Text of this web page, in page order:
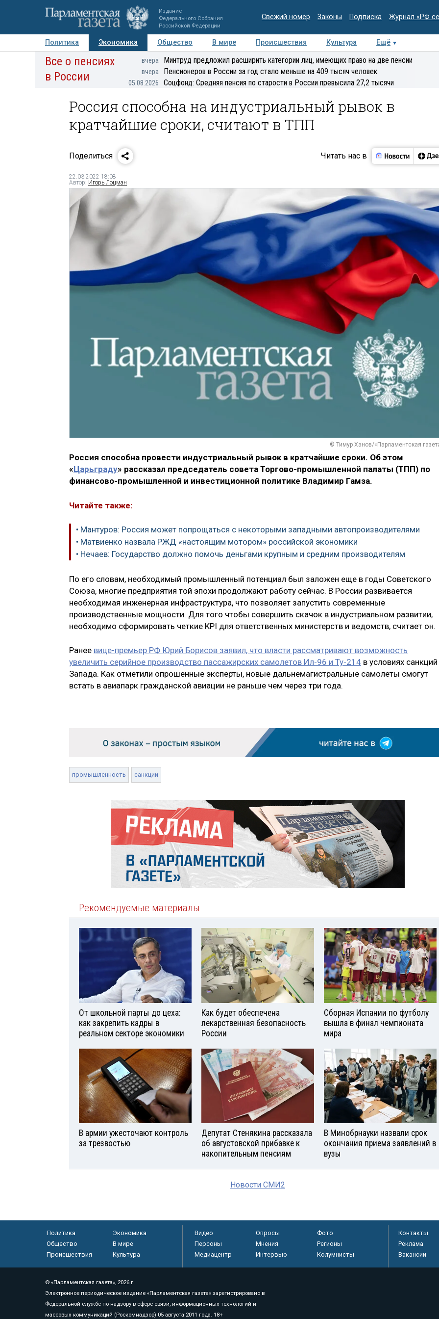
Издание
Федерального Собрания
Российской Федерации
Свежий номер Законы Подписка Журнал «РФ
Политика Экономика Общество В мире Происшествия Культура
Ещё
Авторы Персоны Мнения Регионы Медиацентр Интервью Колумнисты
Все о пенсиях
в России
вчера Минтруд предложил расширить категории лиц, имеющих право на две пенсии
вчера Пенсионеров в России за год стало меньше на 409 тысяч человек
05.08.2026 Соцфонд: Средняя пенсия по старости в России превысила 27,2 тысячи
Россия способна на индустриальный рывок в
кратчайшие сроки, считают в ТПП
Поделиться Читать нас в
22.03.2022 18:08
Автор: Игорь Лоцман
© Тимур Ханов/«Парламентская
Россия способна провести индустриальный рывок в кратчайшие сроки. Об этом
«Царьграду» рассказал председатель совета Торгово-промышленной палаты (ТПП) по
финансово-промышленной и инвестиционной политике Владимир Гамза.
Читайте также:
• Мантуров: Россия может попрощаться с некоторыми западными автопроизводителями
• Матвиенко назвала РЖД «настоящим мотором» российской экономики
• Нечаев: Государство должно помочь деньгами крупным и средним производителям
По его словам, необходимый промышленный потенциал был заложен еще в годы Советского
Союза, многие предприятия той эпохи продолжают работу сейчас. В России развивается
необходимая инженерная инфраструктура, что позволяет запустить современные
производственные мощности. Для того чтобы совершить скачок в индустриальном развитии,
необходимо сформировать четкие KPI для ответственных министерств и ведомств, считает он.
Ранее вице-премьер РФ Юрий Борисов заявил, что власти рассматривают возможность
увеличить серийное производство пассажирских самолетов Ил-96 и Ту-214 в условиях санкций
Запада. Как отметили опрошенные эксперты, новые дальнемагистральные самолеты смогут
встать в авиапарк гражданской авиации не раньше чем через три года.
промышленность санкции
Рекомендуемые материалы
От школьной парты до цеха:
как закрепить кадры в
реальном секторе экономики
Как будет обеспечена
лекарственная безопасность
России
Сборная Испании по футболу
вышла в финал чемпионата
мира
В армии ужесточают контроль
за трезвостью
Депутат Стенякина рассказала
об августовской прибавке к
накопительным пенсиям
В Минобрнауки назвали срок
окончания приема заявлений в
вузы
Новости СМИ2
Политика
Экономика
Общество
В мире
Происшествия
Культура
Видео Опросы
Фото
Персоны
Мнения
Регионы
Медиацентр
Интервью Колумнисты
Контакты
Реклама
Вакансии
© «Парламентская газета», 2026 г.
Электронное периодическое издание «Парламентская газета» зарегистрировано в
Федеральной службе по надзору в сфере связи, информационных технологий и
массовых коммуникаций (Роскомнадзор) 05 августа 2011 года. 18+